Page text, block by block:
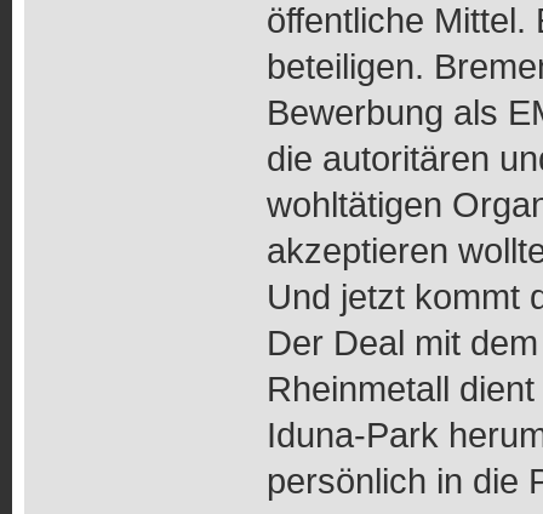
öffentliche Mittel.
beteiligen.
Bewerbung als
die autoritären
wohltätigen
akzeptieren
Und jetzt kommt
Der Deal mit
Rheinmetall
Iduna-Park
persönlich in die